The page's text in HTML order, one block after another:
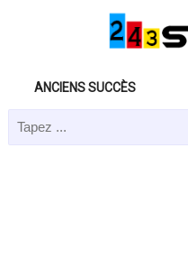
ANCIENS SUCCÈS